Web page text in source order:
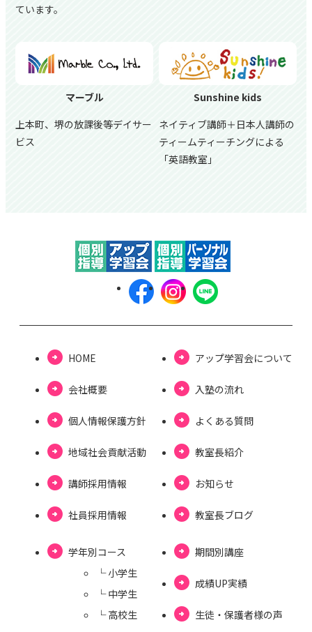
ています。
マーブル
上本町、堺の放課後等デイサー
ビス
Sunshine kids
ネイティブ講師＋日本人講師の
ティームティーチングによる
「英語教室」
HOME
会社概要
個⼈情報保護⽅針
地域社会貢献活動
講師採用情報
社員採用情報
アップ学習会について
⼊塾の流れ
よくある質問
教室長紹介
お知らせ
教室⻑ブログ
学年別コース
└ ⼩学⽣
└ 中学⽣
└ ⾼校⽣
期間別講座
成績UP実績
⽣徒・保護者様の声